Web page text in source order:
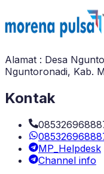
Alamat : Desa
Nguntoronadi, Kab.
Kontak
MP_Helpdesk
Channel info